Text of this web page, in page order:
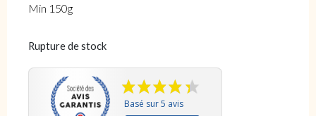
Min 150g
Rupture de stock
Basé sur 5 avis